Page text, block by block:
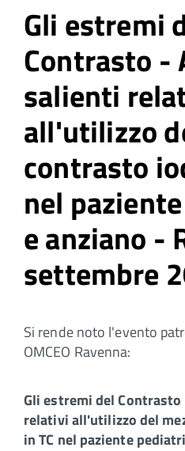
Gli estremi
Contrasto -
salienti
all'utilizzo
contrasto
nel
e anziano -
settembre
Si rende noto l'evento
OMCEO Ravenna:
Gli estremi del
relativi all'utilizzo del
in TC nel paziente